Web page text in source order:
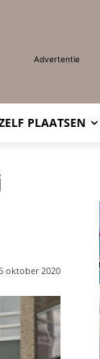
Advertentie
PLAATSEN
oktober 2020